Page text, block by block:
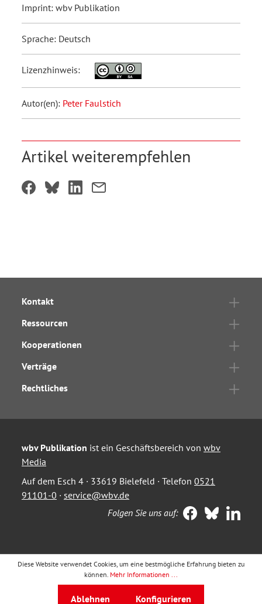
Imprint: wbv Publikation
Sprache: Deutsch
Lizenzhinweis:
Autor(en): Peter Faulstich
Artikel weiterempfehlen
Kontakt
Ressourcen
Kooperationen
Verträge
Rechtliches
wbv Publikation ist ein Geschäftsbereich von wbv
Media
Auf dem Esch 4 · 33619 Bielefeld · Telefon 0521
91101-0 · service@wbv.de
Folgen Sie uns auf:
Diese Website verwendet Cookies, um eine bestmögliche Erfahrung bieten zu
können. Mehr Informationen ...
Ablehnen Konfigurieren